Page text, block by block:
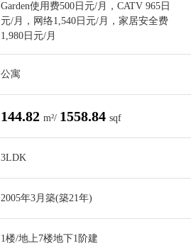
Garden使用费500日元/月，CATV 965日
元/月，网络1,540日元/月，家居安全费
1,980日元/月
公寓
144.82 m²/ 1558.84 sqf
3LDK
2005年3月築(築21年)
1楼/地上7楼地下1阶建